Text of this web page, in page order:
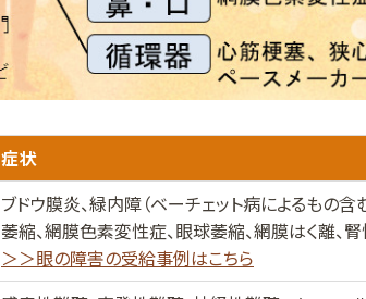
症状
ブドウ膜炎、緑内障（ベーチェット病によるもの
萎縮、網膜色素変性症、眼球萎縮、網膜はく離、
＞＞眼の障害の受給事例はこちら